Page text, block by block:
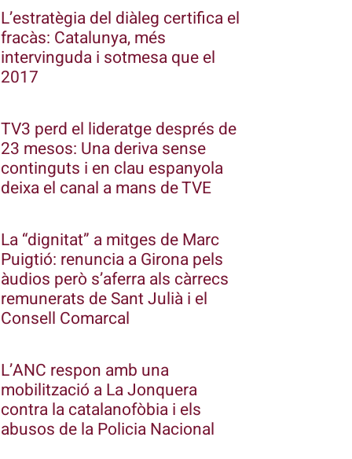
L’estratègia del diàleg certifica el
fracàs: Catalunya, més
intervinguda i sotmesa que el
2017
TV3 perd el lideratge després de
23 mesos: Una deriva sense
continguts i en clau espanyola
deixa el canal a mans de TVE
La “dignitat” a mitges de Marc
Puigtió: renuncia a Girona pels
àudios però s’aferra als càrrecs
remunerats de Sant Julià i el
Consell Comarcal
L’ANC respon amb una
mobilització a La Jonquera
contra la catalanofòbia i els
abusos de la Policia Nacional